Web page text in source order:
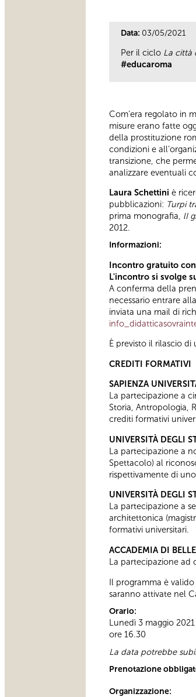
Data: 03/05/2021
Per il ciclo La città
#educaroma
Com’era regolato in
misure erano fatte
della prostituzione
condizioni e
transizione, che
analizzare eventuali
Laura Schettini è
pubblicazioni: Turpi
prima monografia, lI
2012.
Informazioni:
Incontro gratuito
L'incontro si svolge
A conferma della
necessario entrare
inviata una mail di
È previsto il rilascio
CREDITI FORMATIVI
SAPIENZA
La partecipazione a
Storia, Antropologia,
crediti formativi
UNIVERSITÀ DEGLI
La partecipazione a
Spettacolo) al
rispettivamente di
UNIVERSITÀ DEGLI
La partecipazione a
architettonica
formativi universitari.
ACCADEMIA DI
La partecipazione ad
Il programma è
saranno attivate nel
Orario:
Lunedì 3 maggio 2021
ore 16.30
La data potrebbe
Prenotazione
Organizzazione: